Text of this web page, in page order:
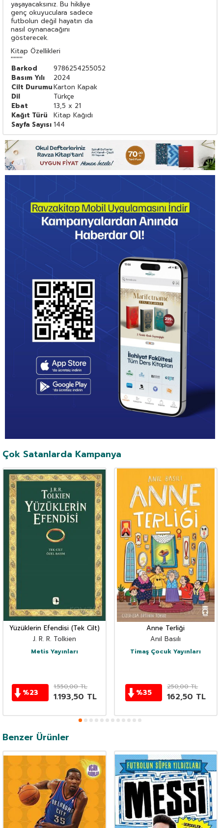
yaşayacaksınız. Bu hikâye
genç okuyuculara sadece
futbolun değil hayatın da
nasıl oynanacağını
gösterecek.
Kitap Özellikleri
''''''''
Barkod
9786254255052
Basım Yılı
2024
Cilt DurumuKarton Kapak
Dil
Türkçe
Ebat
13,5 x 21
Kağıt Türü
Kitap Kağıdı
Sayfa Sayısı 144
Çok Satanlarda Kampanya
Yüzüklerin Efendisi (Tek Cilt)
J. R. R. Tolkien
Metis Yayınları
%23
1.550,00TL
1.193,50 TL
Anne Terliği
Anıl Basılı
Timaş Çocuk Yayınları
%35
250,00TL
162,50 TL
Benzer Ürünler